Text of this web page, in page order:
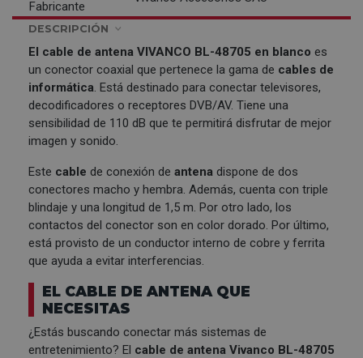
Fabricante
DESCRIPCIÓN
El cable de antena VIVANCO BL-48705 en blanco es
un conector coaxial que pertenece la gama de cables de
informática. Está destinado para conectar televisores,
decodificadores o receptores DVB/AV. Tiene una
sensibilidad de 110 dB que te permitirá disfrutar de mejor
imagen y sonido.
Este cable de conexión de antena dispone de dos
conectores macho y hembra. Además, cuenta con triple
blindaje y una longitud de 1,5 m. Por otro lado, los
contactos del conector son en color dorado. Por último,
está provisto de un conductor interno de cobre y ferrita
que ayuda a evitar interferencias.
EL CABLE DE ANTENA QUE
NECESITAS
¿Estás buscando conectar más sistemas de
entretenimiento? El cable de antena Vivanco BL-48705